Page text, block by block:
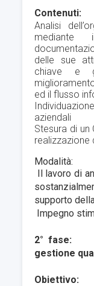
Contenuti:
Analisi
mediante
delle sue
chiave e
ed il flusso
aziendali
Stesura di un
Modalità:
Il lavoro di
supporto
Impegno
2° fase:
gestione
Obiettivo: